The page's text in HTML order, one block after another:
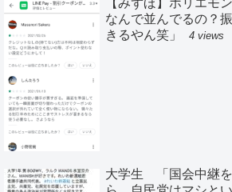
【みずほ】ホリエモ
なんで並んでるの？
きるやん笑」
4 views
大学生 「国会中継